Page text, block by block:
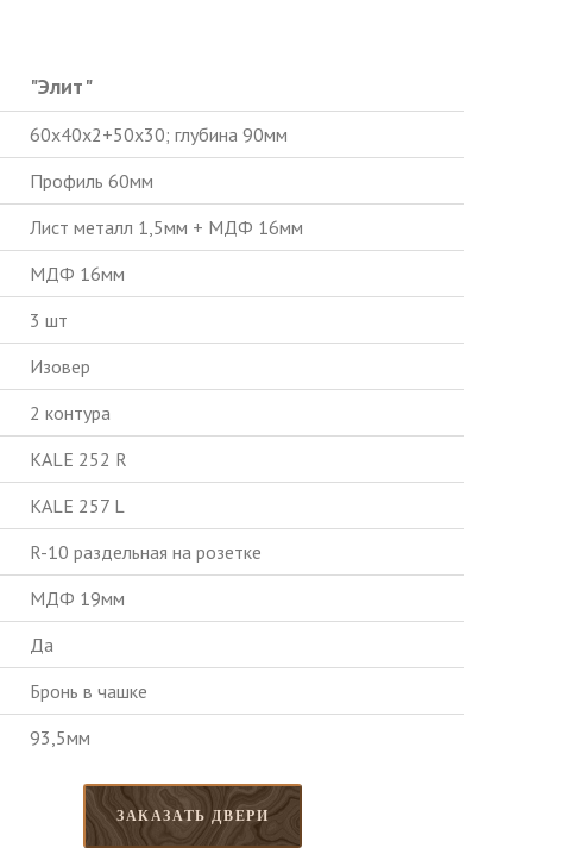
"Элит"
60х40х2+50х30; глубина 90мм
Профиль 60мм
Лист металл 1,5мм + МДФ 16мм
МДФ 16мм
3 шт
Изовер
2 контура
KALE 252 R
KALE 257 L
R-10 раздельная на розетке
МДФ 19мм
Да
Бронь в чашке
93,5мм
ЗАКАЗАТЬ ДВЕРИ